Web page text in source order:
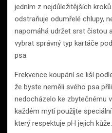
jedním z nejdůležitějších
odstraňuje odumřelé chlupy,
napomáhá udržet srst čistou
vybrat správný typ kartáče
psa.
Frekvence koupání se liší
že byste neměli svého psa
nedocházelo ke zbytečnému
každém mytí použijte
který respektuje pH jejich kůže.